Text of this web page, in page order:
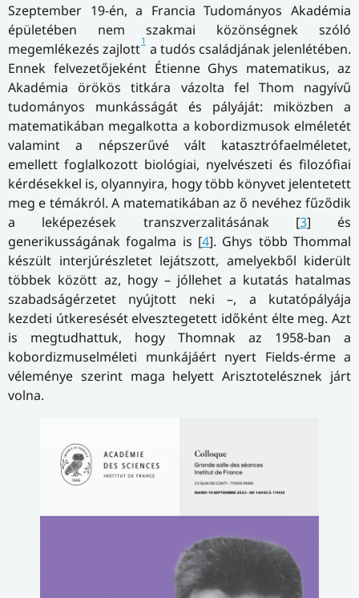
Szeptember 19-én, a Francia Tudományos Akadémia
épületében nem szakmai közönségnek szóló
megemlékezés zajlott1 a tudós családjának jelenlétében.
Ennek felvezetőjeként Étienne Ghys matematikus, az
Akadémia örökös titkára vázolta fel Thom nagyívű
tudományos munkásságát és pályáját: miközben a
matematikában megalkotta a kobordizmusok elméletét
valamint a népszerűvé vált katasztrófaelméletet,
emellett foglalkozott biológiai, nyelvészeti és filozófiai
kérdésekkel is, olyannyira, hogy több könyvet jelentetett
meg e témákról. A matematikában az ő nevéhez fűződik
a leképezések transzverzalitásának [3] és
generikusságának fogalma is [4]. Ghys több Thommal
készült interjúrészletet lejátszott, amelyekből kiderült
többek között az, hogy – jóllehet a kutatás hatalmas
szabadságérzetet nyújtott neki –, a kutatópályája
kezdeti útkeresését elvesztegetett időként élte meg. Azt
is megtudhattuk, hogy Thomnak az 1958-ban a
kobordizmuselméleti munkájáért nyert Fields-érme a
véleménye szerint maga helyett Arisztotelésznek járt
volna.